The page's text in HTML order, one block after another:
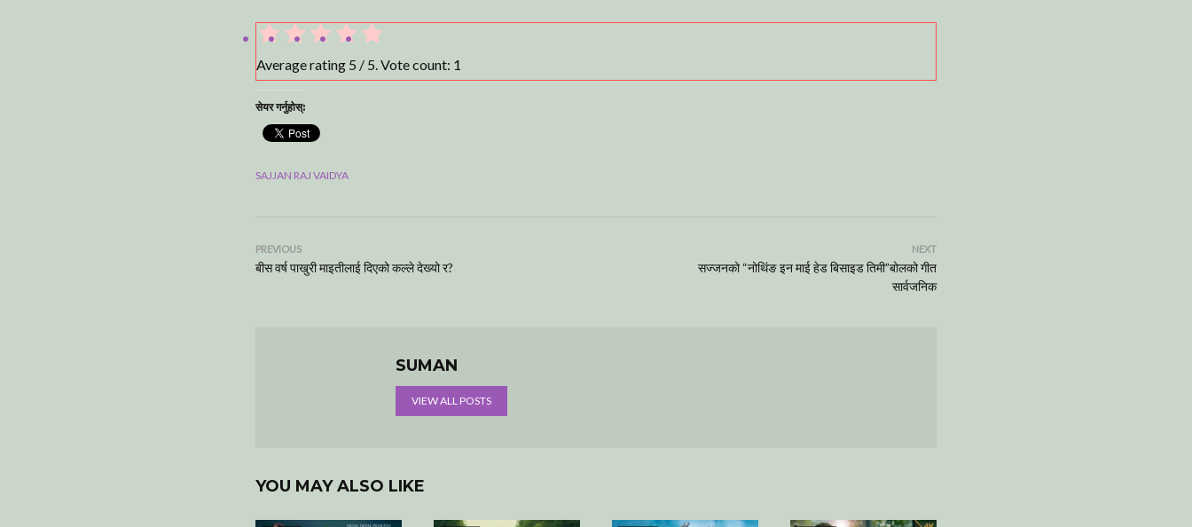
Average rating 5 / 5. Vote count: 1
सेयर गर्नुहोस्:
SAJJAN RAJ VAIDYA
PREVIOUS
बीस वर्ष पाखुरी माइतीलाई दिएको कल्ले देख्यो र?
NEXT
सज्जनको “नोथिंङ इन माई हेड बिसाइड तिमी”बोलको गीत
सार्वजनिक
SUMAN
VIEW ALL POSTS
YOU MAY ALSO LIKE